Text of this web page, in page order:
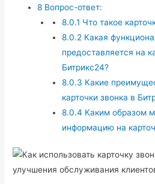
8 Вопрос-ответ:
8.0.1 Что такое
8.0.2 Какая
предоставляется на
Битрикс24?
8.0.3 Какие
карточки звонка в
8.0.4 Каким образом
информацию на